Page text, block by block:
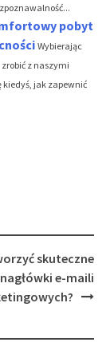
pobyt
Wybierając
z naszymi
jak zapewnić
skuteczne
nagłówki e-maili